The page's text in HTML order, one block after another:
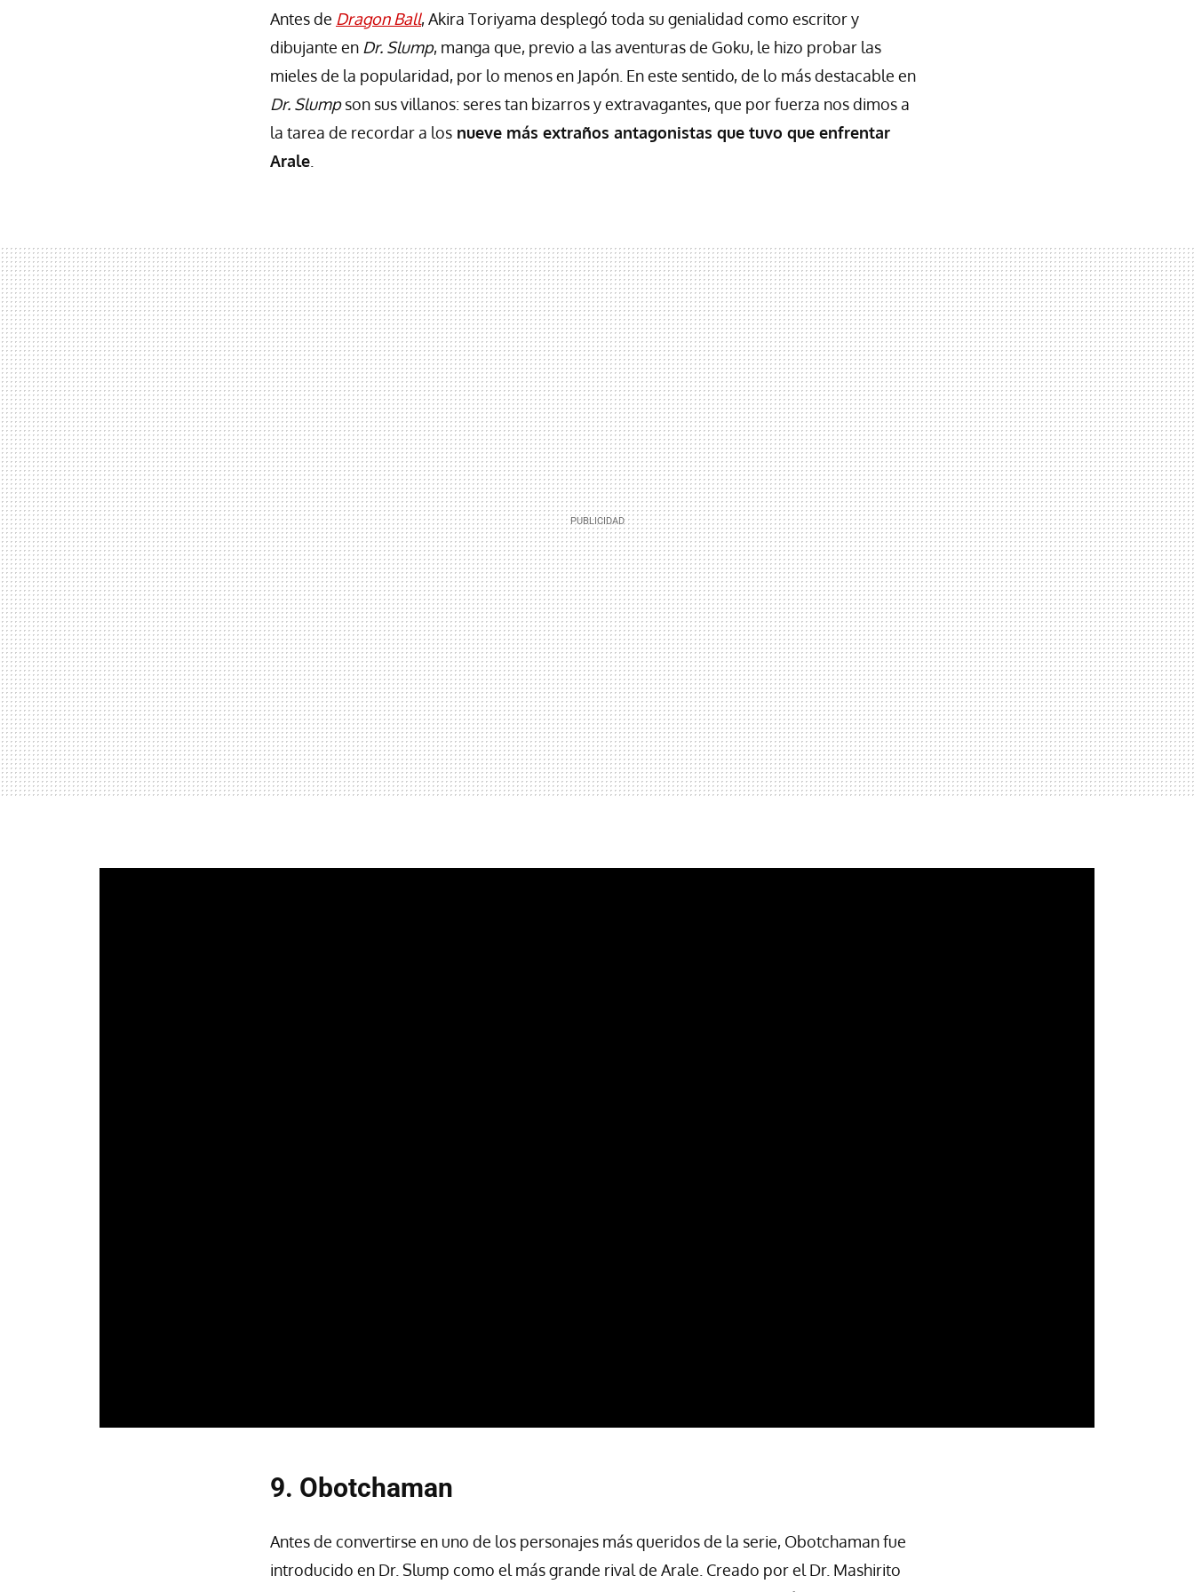
Antes de Dragon Ball, Akira Toriyama desplegó toda su genialidad como escritor y
dibujante en Dr. Slump, manga que, previo a las aventuras de Goku, le hizo probar las
mieles de la popularidad, por lo menos en Japón. En este sentido, de lo más destacable en
Dr. Slumpson sus villanos: seres tan bizarros y extravagantes, que por fuerza nos dimos a
la tarea de recordar a los nueve más extraños antagonistas que tuvo que enfrentar
Arale
9. Obotchaman
Antes de convertirse en uno de los personajes más queridos de la serie, Obotchaman fue
introducido en Dr. Slump como el más grande rival de Arale. Creado por el Dr. Mashirito